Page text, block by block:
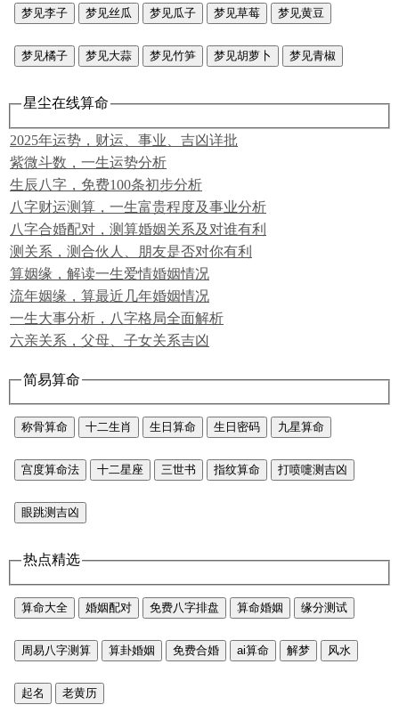
梦见李子 梦见丝瓜 梦见瓜子 梦见草莓 梦见黄豆
梦见橘子 梦见大蒜 梦见竹笋 梦见胡萝卜 梦见青椒
星尘在线算命
2025年运势，财运、事业、吉凶详批
紫微斗数，一生运势分析
生辰八字，免费100条初步分析
八字财运测算，一生富贵程度及事业分析
八字合婚配对，测算婚姻关系及对谁有利
测关系，测合伙人、朋友是否对你有利
算姻缘，解读一生爱情婚姻情况
流年姻缘，算最近几年婚姻情况
一生大事分析，八字格局全面解析
六亲关系，父母、子女关系吉凶
简易算命
称骨算命 十二生肖 生日算命 生日密码 九星算命
宫度算命法 十二星座 三世书 指纹算命 打喷嚏测吉凶
眼跳测吉凶
热点精选
算命大全 婚姻配对 免费八字排盘 算命婚姻 缘分测试
周易八字测算 算卦婚姻 免费合婚 ai算命 解梦 风水
起名 老黄历